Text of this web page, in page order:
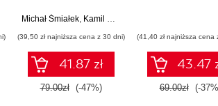
językiem UML
Michał Śmiałek, Kamil Rybiński
(39,50 zł najniższa cena z 30 dni)
41.87 zł
79.00zł (-47%)
(41,40 zł najniższa cena
43.47
69.00zł (-